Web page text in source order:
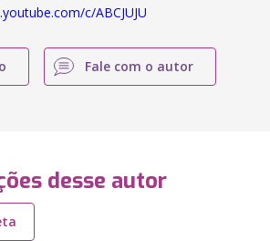
c/ABCJUJU
Fale com o autor
desse autor